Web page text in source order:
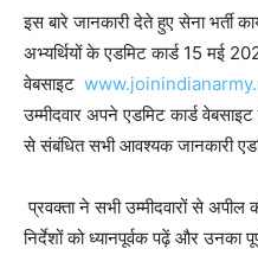
इस बारे जानकारी देते हुए सेना भर्ती
अभ्यर्थियों के एडमिट कार्ड 15 मई
वेबसाइट
उम्मीदवार अपने एडमिट कार्ड
से संबंधित सभी आवश्यक जानकारी
प्रवक्ता ने सभी उम्मीदवारों से अपील
निर्देशों को ध्यानपूर्वक पढ़ें और उनका